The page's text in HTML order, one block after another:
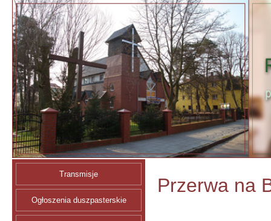
Transmisje
Ogłoszenia duszpasterskie
Przerwa na